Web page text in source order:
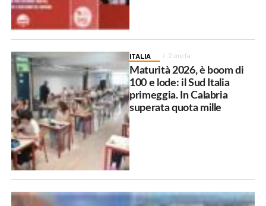
ITALIA 2 ore fa
Maturità 2026, è boom di
100 e lode: il Sud Italia
primeggia. In Calabria
superata quota mille